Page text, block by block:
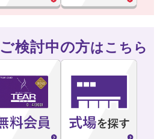
ご検討中の方はこちら